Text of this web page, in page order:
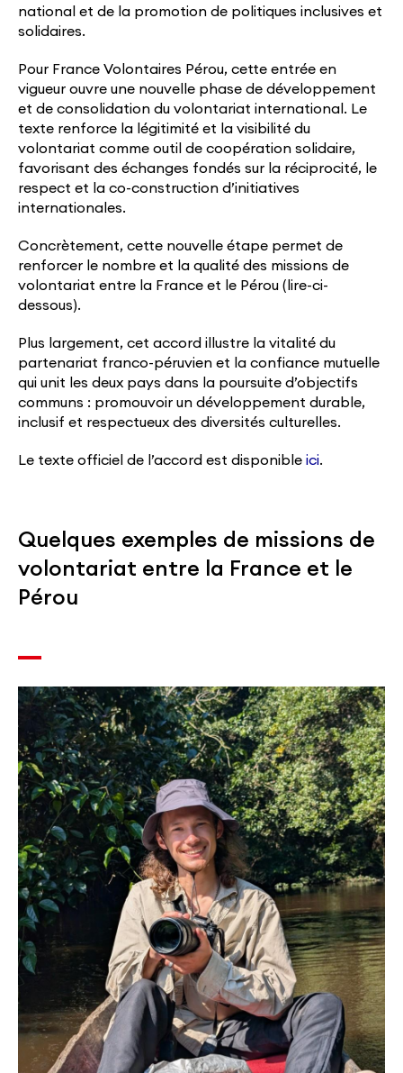
national et de la promotion de politiques inclusives et
solidaires.
Pour France Volontaires Pérou, cette entrée en
vigueur ouvre une nouvelle phase de développement
et de consolidation du volontariat international. Le
texte renforce la légitimité et la visibilité du
volontariat comme outil de coopération solidaire,
favorisant des échanges fondés sur la réciprocité, le
respect et la co-construction d’initiatives
internationales.
Concrètement, cette nouvelle étape permet de
renforcer le nombre et la qualité des missions de
volontariat entre la France et le Pérou (lire-ci-
dessous).
Plus largement, cet accord illustre la vitalité du
partenariat franco-péruvien et la confiance mutuelle
qui unit les deux pays dans la poursuite d’objectifs
communs : promouvoir un développement durable,
inclusif et respectueux des diversités culturelles.
Le texte officiel de l’accord est disponible ici.
Quelques exemples de missions de
volontariat entre la France et le
Pérou